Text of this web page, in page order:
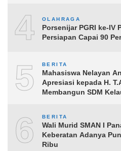
4 OLAHRAGA
Porsenijar PGRI ke-IV
Persiapan Capai 90
5 BERITA
Mahasiswa Nelayan
Apresiasi kepada H.
Membangun SDM
6 BERITA
Wali Murid SMAN I
Keberatan Adanya
Ribu